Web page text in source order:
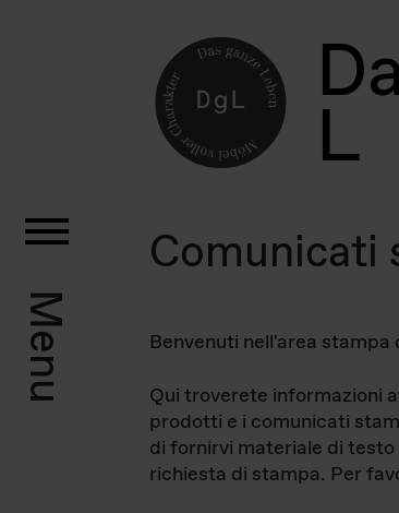
D
L
Menu
Comunicati
Benvenuti nell'area stampa
Qui troverete informazioni
prodotti e i comunicati
di fornirvi materiale di
richiesta di stampa. Per